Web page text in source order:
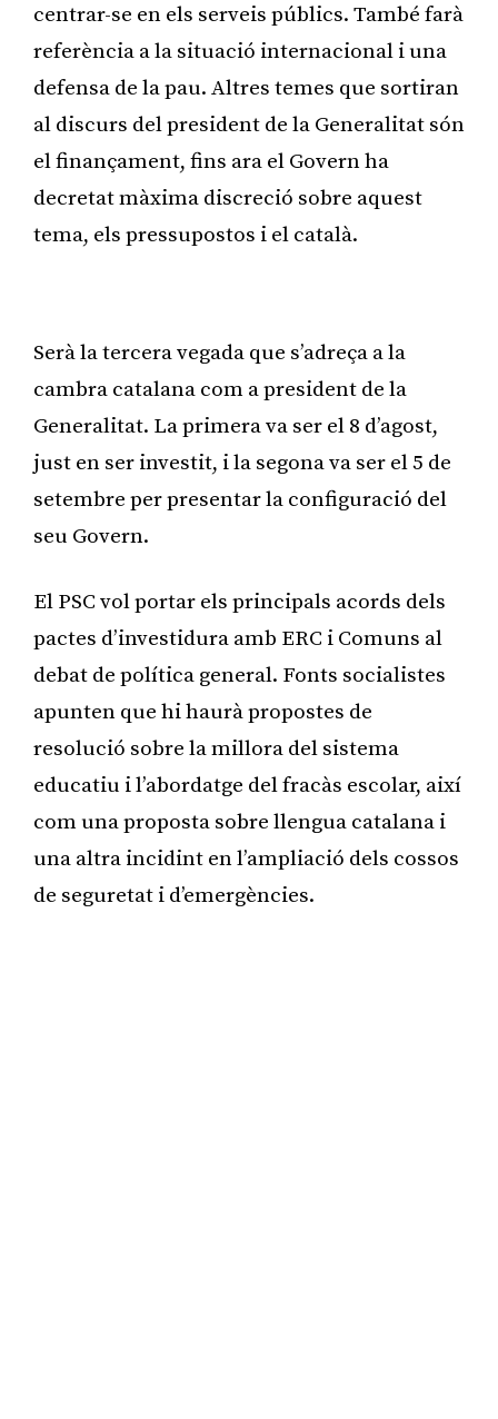
centrar-se en els serveis públics. També farà
referència a la situació internacional i una
defensa de la pau. Altres temes que sortiran
al discurs del president de la Generalitat són
el finançament, fins ara el Govern ha
decretat màxima discreció sobre aquest
tema, els pressupostos i el català.
Serà la tercera vegada que s’adreça a la
cambra catalana com a president de la
Generalitat. La primera va ser el 8 d’agost,
just en ser investit, i la segona va ser el 5 de
setembre per presentar la configuració del
seu Govern.
El PSC vol portar els principals acords dels
pactes d’investidura amb ERC i Comuns al
debat de política general. Fonts socialistes
apunten que hi haurà propostes de
resolució sobre la millora del sistema
educatiu i l’abordatge del fracàs escolar, així
com una proposta sobre llengua catalana i
una altra incidint en l’ampliació dels cossos
de seguretat i d’emergències.